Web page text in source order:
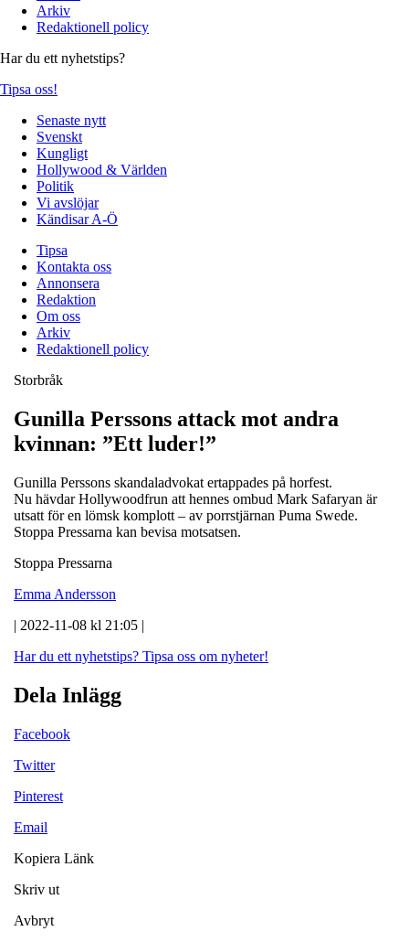
Arkiv
Redaktionell policy
Har du ett nyhetstips?
Tipsa oss!
Senaste nytt
Svenskt
Kungligt
Hollywood & Världen
Politik
Vi avslöjar
Kändisar A-Ö
Tipsa
Kontakta oss
Annonsera
Redaktion
Om oss
Arkiv
Redaktionell policy
Storbråk
Gunilla Perssons attack mot andra
kvinnan: ”Ett luder!”
Gunilla Perssons skandaladvokat ertappades på horfest.
Nu hävdar Hollywoodfrun att hennes ombud Mark Safaryan är
utsatt för en lömsk komplott – av porrstjärnan Puma Swede.
Stoppa Pressarna kan bevisa motsatsen.
Stoppa Pressarna
Emma Andersson
| 2022-11-08 kl 21:05 |
Har du ett nyhetstips? Tipsa oss om nyheter!
Dela Inlägg
Facebook
Twitter
Pinterest
Email
Kopiera Länk
Skriv ut
Avbryt